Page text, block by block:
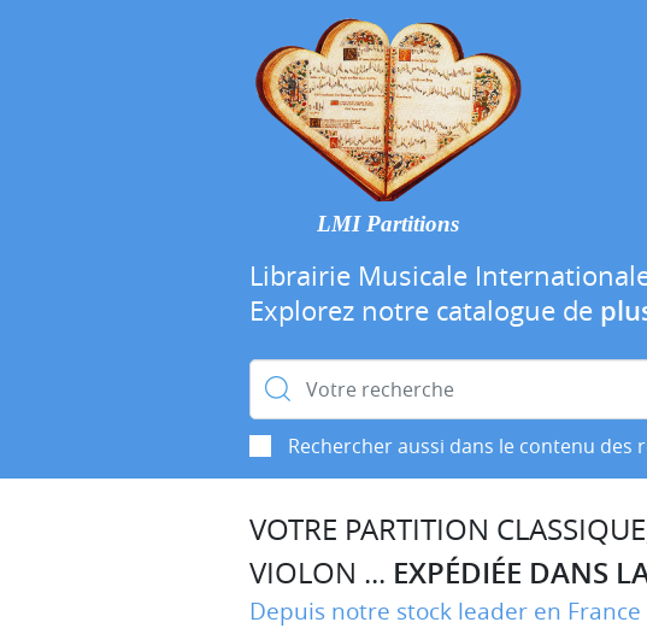
LMI Partitions
Librairie Musicale
Explorez notre catalogue de
Rechercher :
Rechercher aussi dans le contenu des
VOTRE PARTITION
VIOLON ... EXPÉDIÉE DANS
Depuis notre stock leader en